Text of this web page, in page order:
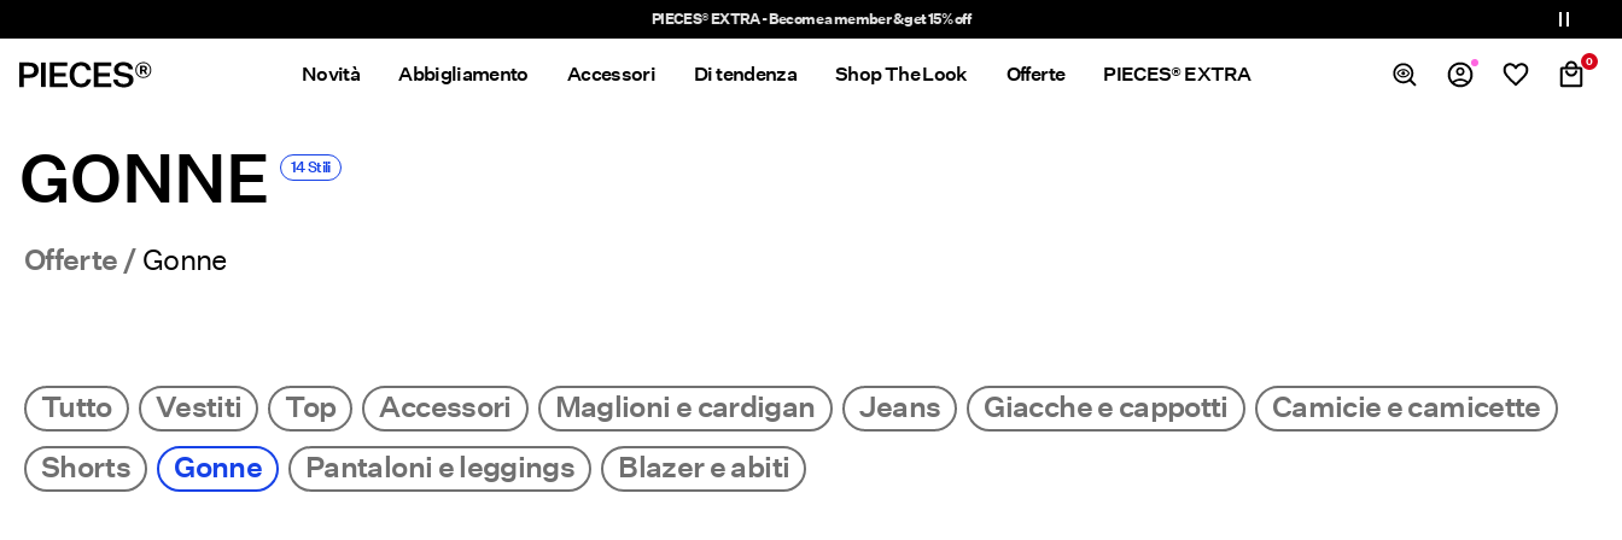
Delivery times will be longer than usual
0
Novità Abbigliamento Accessori Di tendenza Shop The Look Offerte PIECES® EXTRA
GONNE 14 Stili
Offerte Gonne
Tutto Vestiti Top Accessori Maglioni e cardigan Jeans Giacche e cappotti
Camicie e camicette
Shorts
Gonne Pantaloni e leggings Blazer e abiti